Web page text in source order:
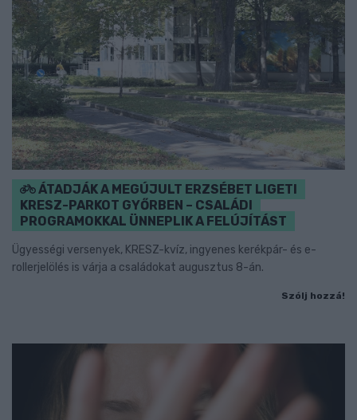
ÁTADJÁK A MEGÚJULT ERZSÉBET LIGETI
KRESZ-PARKOT GYŐRBEN – CSALÁDI
PROGRAMOKKAL ÜNNEPLIK A FELÚJÍTÁST
Ügyességi versenyek, KRESZ-kvíz, ingyenes kerékpár- és e-
rollerjelölés is várja a családokat augusztus 8-án.
Szólj hozzá!